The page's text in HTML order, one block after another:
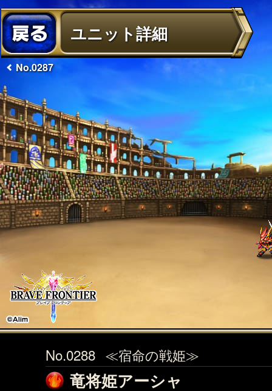
ユニット詳細
No.0287
No.0288 ≪宿命の戦姫≫
竜将姫アーシャ